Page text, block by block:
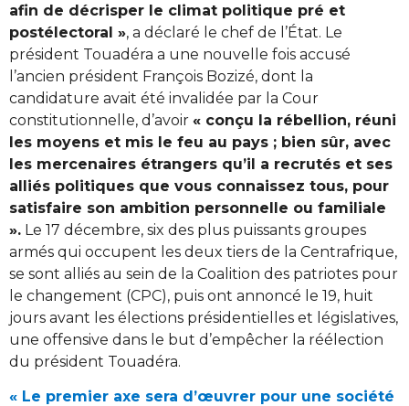
afin de décrisper le climat politique pré et
postélectoral », a déclaré le chef de l’État. Le
président Touadéra a une nouvelle fois accusé
l’ancien président François Bozizé, dont la
candidature avait été invalidée par la Cour
constitutionnelle, d’avoir « conçu la rébellion, réuni
les moyens et mis le feu au pays ; bien sûr, avec
les mercenaires étrangers qu’il a recrutés et ses
alliés politiques que vous connaissez tous, pour
satisfaire son ambition personnelle ou familiale
». Le 17 décembre, six des plus puissants groupes
armés qui occupent les deux tiers de la Centrafrique,
se sont alliés au sein de la Coalition des patriotes pour
le changement (CPC), puis ont annoncé le 19, huit
jours avant les élections présidentielles et législatives,
une offensive dans le but d’empêcher la réélection
du président Touadéra.
« Le premier axe sera d’œuvrer pour une société